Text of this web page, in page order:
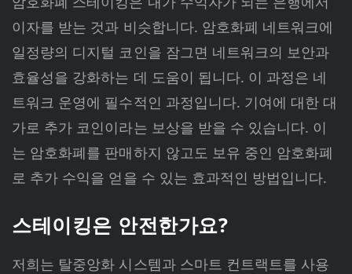
이자를 받는 것과 비슷합니다. 암호화폐 네트워크에
일정량의 디지털 코인을 잠그면 네트워크의 보안과
효율성을 강화하는 데 도움이 됩니다. 이 과정은 네
트워크 운영에 필수적인 과정입니다. 기여에 대한 대
가로 추가 코인이라는 보상을 받을 수 있습니다. 이
는 암호화폐를 판매하지 않고도 보유 중인 암호화폐
로 추가 수익을 얻을 수 있는 효과적인 방법입니다.
스테이킹은 안전한가요?
저희는 탈중앙화 시스템과 스마트 컨트랙트를 사용